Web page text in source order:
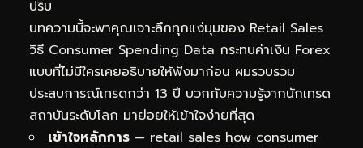
ปริบ
บทความนี้จะพาคุณเจาะลึกทุกแง่มุมของ Retail Sales
วิธี Consumer Spending Data กระทบค่าเงิน Forex
แบบที่ไม่มีใครเคยอธิบายให้ฟังมาก่อน ผมรวบรวม
ประสบการณ์เทรดกว่า 13 ปี บวกกับความรู้จากนักเทรด
สถาบันระดับโลก มาย่อยให้เข้าใจง่ายที่สุด
เข้าใจหลักการ — retail sales how consumer